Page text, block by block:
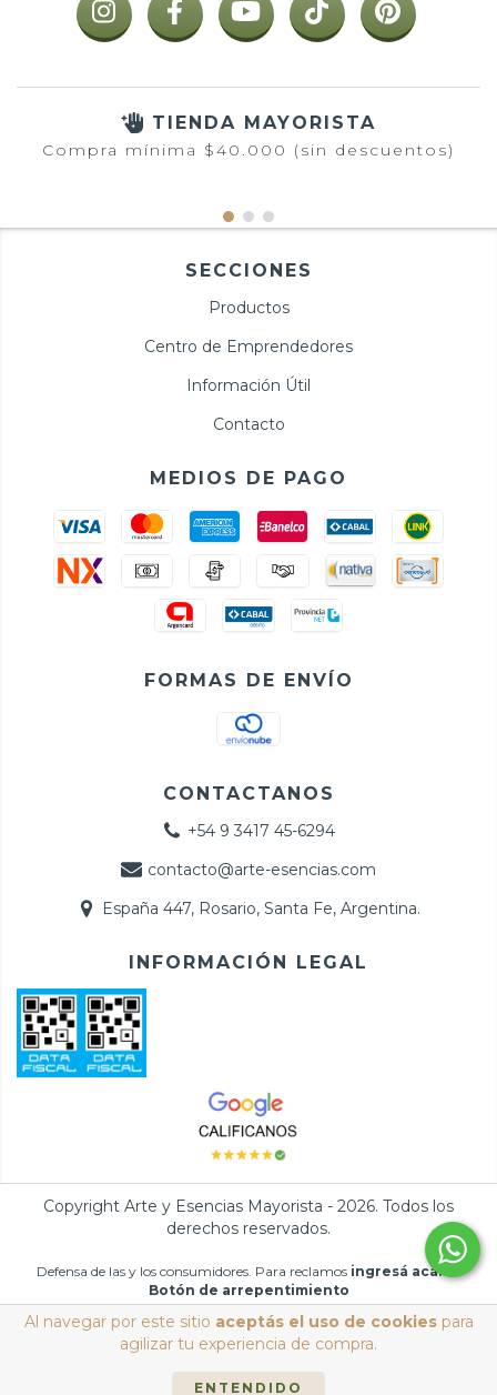
Al navegar por este sitio aceptás el uso de cookiespara
agilizar tu experiencia de compra.
ENTENDIDO
TIENDA MAYORISTA
Compra mínima $40.000 (sin descuentos)
SECCIONES
Productos
Centro de Emprendedores
Información Útil
Contacto
MEDIOS DE PAGO
FORMAS DE ENVÍO
CONTACTANOS
+54 9 3417 45-6294
contacto@arte-esencias.com
España 447, Rosario, Santa Fe, Argentina.
INFORMACIÓN LEGAL
Copyright Arte y Esencias Mayorista - 2026. Todos los
derechos reservados.
Defensa de las y los consumidores. Para reclamos ingresá acá.
Botón de arrepentimiento